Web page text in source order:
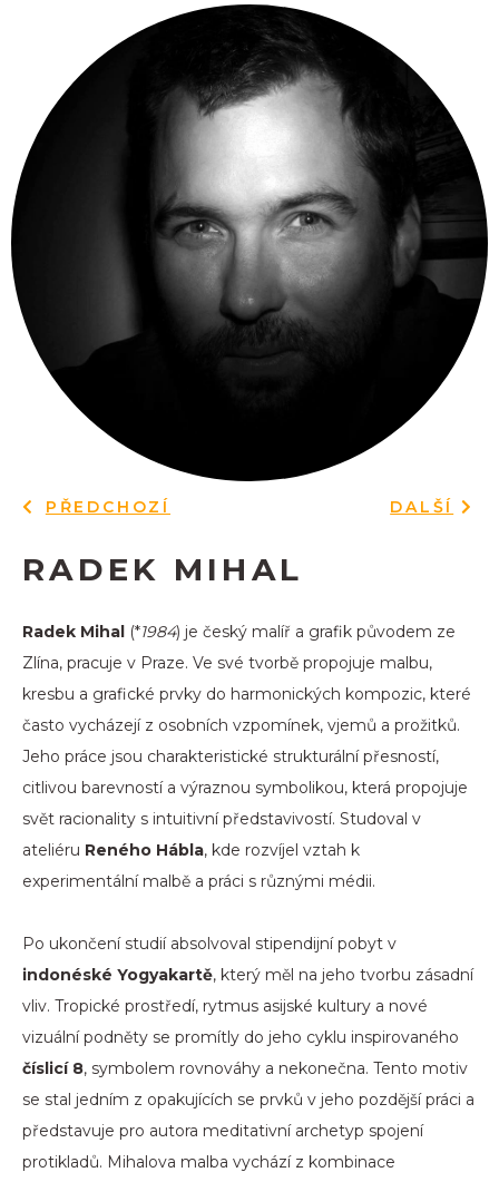
PŘEDCHOZÍ DALŠÍ
RADEK MIHAL
Radek Mihal (*1984) je český malíř a grafik původem ze
Zlína, pracuje v Praze. Ve své tvorbě propojuje malbu,
kresbu a grafické prvky do harmonických kompozic, které
často vycházejí z osobních vzpomínek, vjemů a prožitků.
Jeho práce jsou charakteristické strukturální přesností,
citlivou barevností a výraznou symbolikou, která propojuje
svět racionality s intuitivní představivostí. Studoval v
ateliéru Reného Hábla, kde rozvíjel vztah k
experimentální malbě a práci s různými médii.
Po ukončení studií absolvoval stipendijní pobyt v
indonéské Yogyakartě, který měl na jeho tvorbu zásadní
vliv. Tropické prostředí, rytmus asijské kultury a nové
vizuální podněty se promítly do jeho cyklu inspirovaného
číslicí 8, symbolem rovnováhy a nekonečna. Tento motiv
se stal jedním z opakujících se prvků v jeho pozdější práci a
představuje pro autora meditativní archetyp spojení
protikladů. Mihalova malba vychází z kombinace